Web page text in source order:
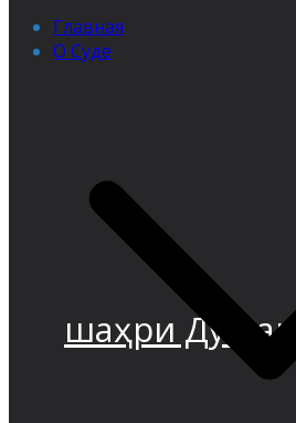
шаҳри
Главная
О Суде